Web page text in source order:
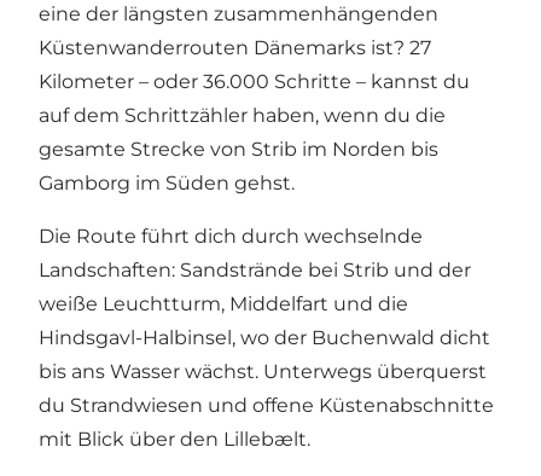
eine der längsten zusammenhängenden
Küstenwanderrouten Dänemarks ist? 27
Kilometer – oder 36.000 Schritte – kannst du
auf dem Schrittzähler haben, wenn du die
gesamte Strecke von Strib im Norden bis
Gamborg im Süden gehst.
Die Route führt dich durch wechselnde
Landschaften: Sandstrände bei Strib und der
weiße Leuchtturm, Middelfart und die
Hindsgavl-Halbinsel, wo der Buchenwald dicht
bis ans Wasser wächst. Unterwegs überquerst
du Strandwiesen und offene Küstenabschnitte
mit Blick über den Lillebælt.